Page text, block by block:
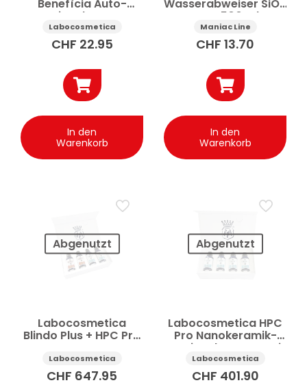
Benefìcia Auto-
Versiegelung Wet
Coat schnelle
Aktivierung 1 l
Labocosmetica
CHF 22.95
In den
Warenkorb
Wasserabweiser SiO2
Auto 500 ml
Maniac Line
CHF 13.70
In den
Warenkorb
Abgenutzt
Labocosmetica
Blindo Plus + HPC Pro
Keramikversiegelung
Auto Kit 2×50 ml
Labocosmetica
CHF 647.95
Abgenutzt
Labocosmetica HPC
Pro Nanokeramik-
Versiegelung Auto Kit
4 Stk 50 ml
Labocosmetica
CHF 401.90